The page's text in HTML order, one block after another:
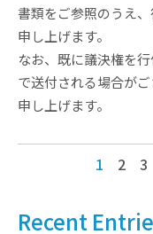
書類をご参照のうえ
申し上げます。
なお、既に議決権を
で送付される場合が
申し上げます。
1 2 3
Recent